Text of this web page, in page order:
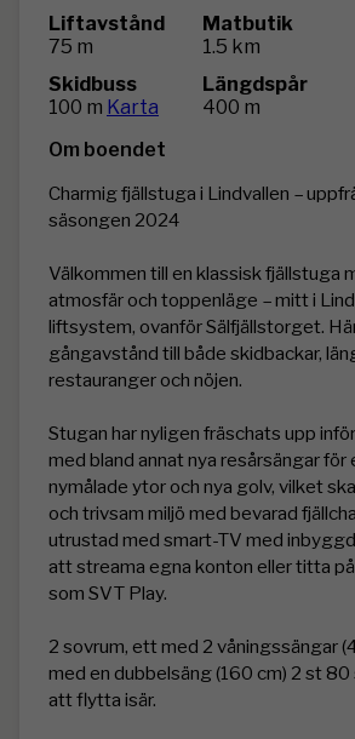
Liftavstånd
75 m
Matbutik
1.5 km
Skidbuss
100 m Karta
Längdspår
400 m
Om boendet
Charmig fjällstuga i Lindvallen –
säsongen 2024
Välkommen till en klassisk fjällstuga
atmosfär och toppenläge – mitt i
liftsystem, ovanför Sälfjällstorget.
gångavstånd till både skidbackar,
restauranger och nöjen.
Stugan har nyligen fräschats upp
med bland annat nya resårsängar
nymålade ytor och nya golv, vilket
och trivsam miljö med bevarad
utrustad med smart-TV med
att streama egna konton eller titta
som SVT Play.
2 sovrum, ett med 2 våningssängar
med en dubbelsäng (160 cm) 2 st
att flytta isär.